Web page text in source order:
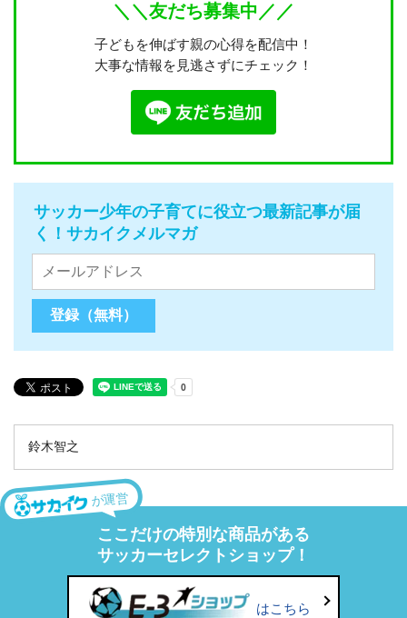
＼＼友だち募集中／／
子どもを伸ばす親の心得を配信中！
大事な情報を見逃さずにチェック！
サッカー少年の子育てに役立つ最新記事が届
く！サカイクメルマガ
鈴木智之
が運営
ここだけの特別な商品がある
サッカーセレクトショップ！
はこちら